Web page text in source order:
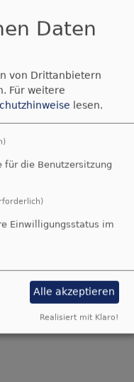
zum
der ev.
Sie
Daten
von Drittanbietern
Für weitere
lesen.
für die Benutzersitzung
Einwilligungsstatus im
Alle akzeptieren
Realisiert mit Klaro!